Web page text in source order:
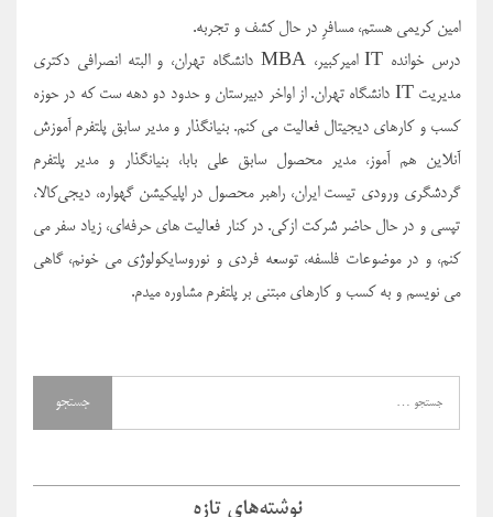
امین کریمی هستم، مسافرِ در حال کشف و تجربه.
درس خوانده IT امیرکبیر، MBA دانشگاه تهران، و البته انصرافی دکتری
مدیریت IT دانشگاه تهران. از اواخر دبیرستان و حدود دو دهه ست که در حوزه
کسب و کارهای دیجیتال فعالیت می کنم. بنیانگذار و مدیر سابق پلتفرم آموزش
آنلاین هم آموز، مدیر محصول سابق علی بابا، بنیانگذار و مدیر پلتفرم
گردشگری ورودی تیست ایران، راهبر محصول در اپلیکیشن گهواره، دیجی‌کالا،
تپسی و در حال حاضر شرکت ازکی. در کنار فعالیت های حرفه‌ای، زیاد سفر می
کنم، و در موضوعات فلسفه، توسعه فردی و نوروسایکولوژی می خونم، گاهی
می نویسم و به کسب و کارهای مبتنی بر پلتفرم مشاوره میدم.
نوشته‌های تازه